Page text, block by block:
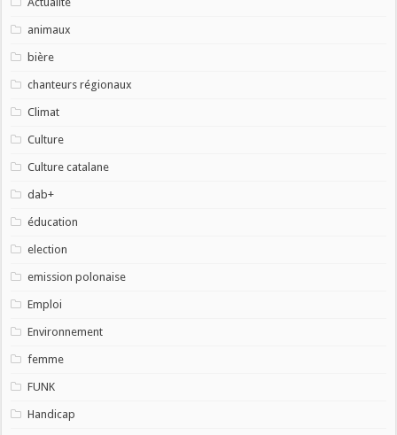
animaux
bière
chanteurs régionaux
Climat
Culture
Culture catalane
dab+
éducation
election
emission polonaise
Emploi
Environnement
femme
FUNK
Handicap